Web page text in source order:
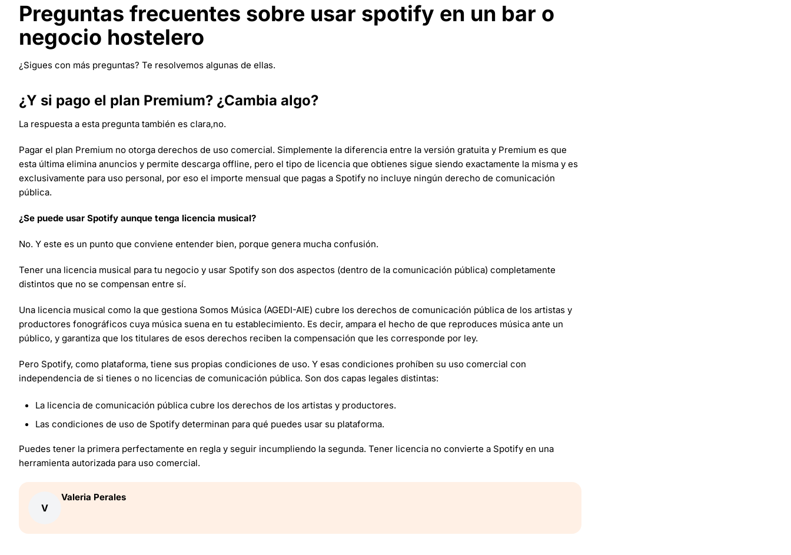
Preguntas frecuentes sobre usar spotify en un bar o
negocio hostelero
¿Sigues con más preguntas? Te resolvemos algunas de ellas.
¿Y si pago el plan Premium? ¿Cambia algo?
La respuesta a esta pregunta también es clara,no.
Pagar el plan Premium no otorga derechos de uso comercial. Simplemente la diferencia entre la versión gratuita y Premium es que
esta última elimina anuncios y permite descarga offline, pero el tipo de licencia que obtienes sigue siendo exactamente la misma y es
exclusivamente para uso personal, por eso el importe mensual que pagas a Spotify no incluye ningún derecho de comunicación
pública.
¿Se puede usar Spotify aunque tenga licencia musical?
No. Y este es un punto que conviene entender bien, porque genera mucha confusión.
Tener una licencia musical para tu negocio y usar Spotify son dos aspectos (dentro de la comunicación pública) completamente
distintos que no se compensan entre sí.
Una licencia musical como la que gestiona Somos Música (AGEDI-AIE) cubre los derechos de comunicación pública de los artistas y
productores fonográficos cuya música suena en tu establecimiento. Es decir, ampara el hecho de que reproduces música ante un
público, y garantiza que los titulares de esos derechos reciben la compensación que les corresponde por ley.
Pero Spotify, como plataforma, tiene sus propias condiciones de uso. Y esas condiciones prohíben su uso comercial con
independencia de si tienes o no licencias de comunicación pública. Son dos capas legales distintas:
La licencia de comunicación pública cubre los derechos de los artistas y productores.
Las condiciones de uso de Spotify determinan para qué puedes usar su plataforma.
Puedes tener la primera perfectamente en regla y seguir incumpliendo la segunda. Tener licencia no convierte a Spotify en una
herramienta autorizada para uso comercial.
V
Valeria Perales